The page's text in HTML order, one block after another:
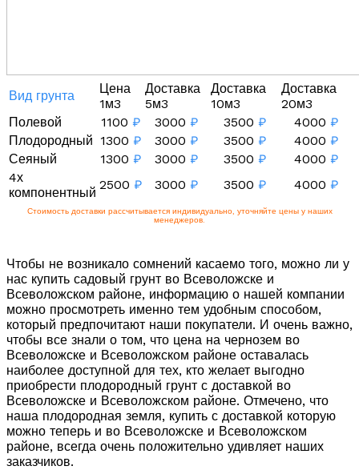
Вид грунта
Цена
1м3
Доставка
5м3
Доставка
10м3
Доставка
20м3
Полевой
1100 ₽ 3000 ₽ 3500 ₽ 4000 ₽
Плодородный 1300 ₽ 3000 ₽ 3500 ₽ 4000 ₽
Сеяный
1300 ₽ 3000 ₽ 3500 ₽ 4000 ₽
4х
компонентный
2500 ₽ 3000 ₽ 3500 ₽ 4000 ₽
Стоимость доставки рассчитывается индивидуально, уточняйте цены у наших
менеджеров.
Чтобы не возникало сомнений касаемо того, можно ли у
нас купить садовый грунт во Всеволожске и
Всеволожском районе, информацию о нашей компании
можно просмотреть именно тем удобным способом,
который предпочитают наши покупатели. И очень важно,
чтобы все знали о том, что цена на чернозем во
Всеволожске и Всеволожском районе оставалась
наиболее доступной для тех, кто желает выгодно
приобрести плодородный грунт с доставкой во
Всеволожске и Всеволожском районе. Отмечено, что
наша плодородная земля, купить с доставкой которую
можно теперь и во Всеволожске и Всеволожском
районе, всегда очень положительно удивляет наших
заказчиков.